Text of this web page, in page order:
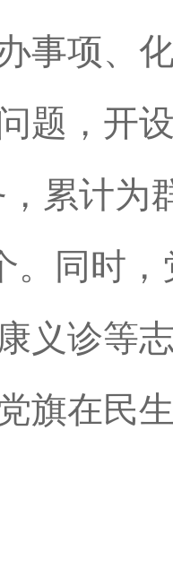
事项、
题，开
，累计为
。同时
义诊等
旗在民